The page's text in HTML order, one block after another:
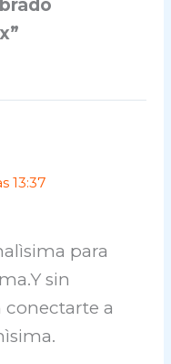
13:37
para
sin
conectarte a